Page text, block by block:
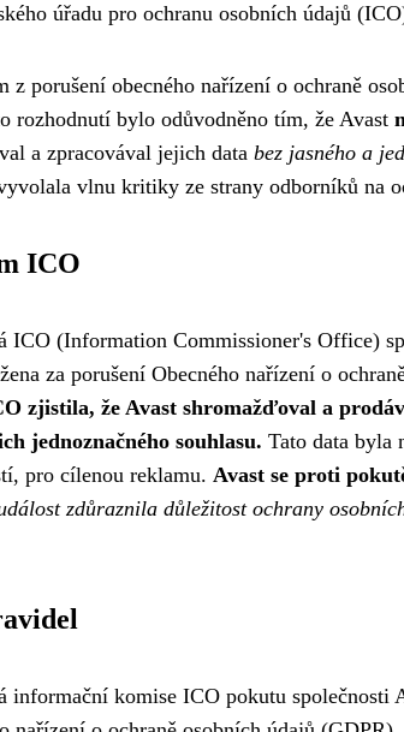
úřadu pro ochranu osobních údajů
z porušení obecného nařízení o ochraně
rozhodnutí bylo odůvodněno tím, že Avast
a zpracovával jejich data bez jasného a
vlnu kritiky ze strany odborníků na
ICO
ICO (Information Commissioner's Office)
za porušení Obecného nařízení o
zjistila, že Avast shromažďoval a
jednoznačného souhlasu. Tato data byla
pro cílenou reklamu. Avast se proti
zdůraznila důležitost ochrany
informační komise ICO pokutu